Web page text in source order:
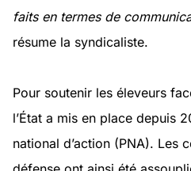
faits en termes de
résume la syndicaliste.
Pour soutenir les éleveurs
l’État a mis en place depuis
national d’action (PNA). Les